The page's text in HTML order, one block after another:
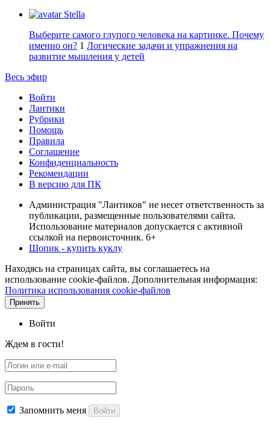
Stella
Выберите самого глупого человека на картинке. Почему
именно он? 1 Логические задачи и упражнения на
развитие мышления у детей
Весь эфир
Войти
Лантики
Рубрики
Помощь
Правила
Соглашение
Конфиденциальность
Рекомендации
В версию для ПК
Администрация "Лантиков" не несет ответственность за
публикации, размещенные пользователями сайта.
Использование материалов допускается с активной
ссылкой на первоисточник. 6+
Шопик - купить куклу
Находясь на страницах сайта, вы соглашаетесь на
использование cookie-файлов. Дополнительная информация:
Политика использования cookie-файлов
Принять
Войти
Ждем в гости!
Запомнить меня Войти